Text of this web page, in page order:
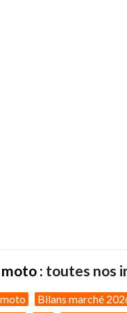
: toutes nos
Bilans marché